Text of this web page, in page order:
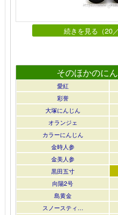
続きを見る（20
そのほかのに
愛紅
彩誉
大塚にんじん
オランジェ
カラーにんじん
金時人参
金美人参
黒田五寸
向陽2号
島黄金
スノースティ…